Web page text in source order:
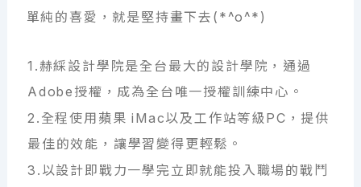
單純的喜愛，就是堅持畫下去(*^o^*)
1.赫綵設計學院是全台最大的設計學院，通過
Adobe授權，成為全台唯一授權訓練中心。
2.全程使用蘋果 iMac以及工作站等級PC，提供
最佳的效能，讓學習變得更輕鬆。
3.以設計即戰力一學完立即就能投入職場的戰鬥